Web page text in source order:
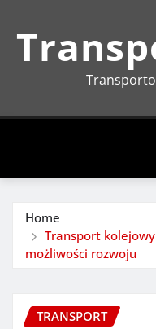
Home
Transport
możliwości rozwoju
TRANSPORT